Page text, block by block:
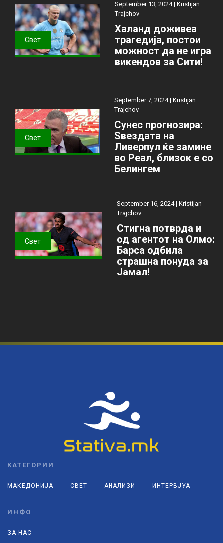
Свет
September 13, 2024 | Kristijan
Trajchov
Халанд доживеа
трагедија, постои
можност да не игра
викендов за Сити!
Свет
September 7, 2024 | Kristijan
Trajchov
Сунес прогнозира:
Ѕвездата на
Ливерпул ќе замине
во Реал, близок е со
Белингем
Свет
September 16, 2024 | Kristijan
Trajchov
Стигна потврда и
од агентот на Олмо:
Барса одбила
страшна понуда за
Јамал!
КАТЕГОРИИ
МАКЕДОНИЈА СВЕТ АНАЛИЗИ ИНТЕРВЈУА
ИНФО
ЗА НАС